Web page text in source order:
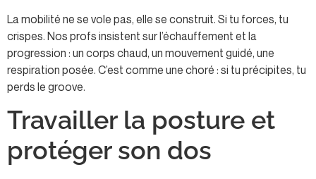
La mobilité ne se vole pas, elle se construit. Si tu forces, tu
crispes. Nos profs insistent sur l’échauffement et la
progression : un corps chaud, un mouvement guidé, une
respiration posée. C’est comme une choré : si tu précipites, tu
perds le groove.
Travailler la posture et
protéger son dos